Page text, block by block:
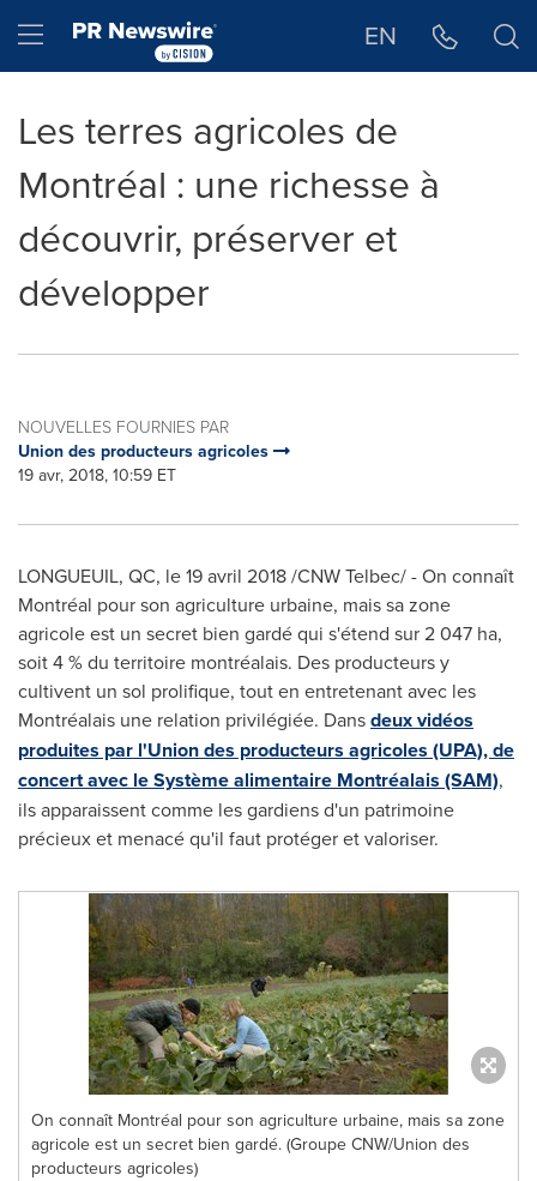
Hamburger menu EN
Les terres agricoles de
Montréal : une richesse à
découvrir, préserver et
développer
NOUVELLES FOURNIES PAR
Union des producteurs agricoles
19 avr, 2018, 10:59 ET
LONGUEUIL, QC, le 19 avril 2018 /CNW Telbec/ - On connaît
Montréal pour son agriculture urbaine, mais sa zone
agricole est un secret bien gardé qui s'étend sur 2 047 ha,
soit 4 % du territoire montréalais. Des producteurs y
cultivent un sol prolifique, tout en entretenant avec les
Montréalais une relation privilégiée. Dansdeux vidéos
produites par l'Union des producteurs agricoles (UPA), de
concert avec le Système alimentaire Montréalais (SAM),
ils apparaissent comme les gardiens d'un patrimoine
précieux et menacé qu'il faut protéger et valoriser.
On connaît Montréal pour son agriculture urbaine, mais sa zone
agricole est un secret bien gardé. (Groupe CNW/Union des
producteurs agricoles)